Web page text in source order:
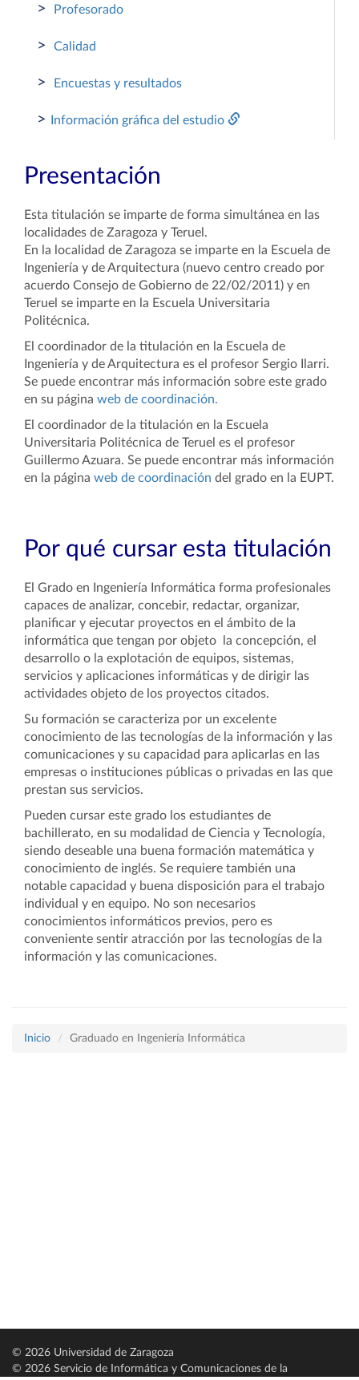
> Profesorado
> Calidad
> Encuestas y resultados
> Información gráfica del estudio
Presentación
Esta titulación se imparte de forma simultánea en las
localidades de Zaragoza y Teruel.
En la localidad de Zaragoza se imparte en la Escuela de
Ingeniería y de Arquitectura (nuevo centro creado por
acuerdo Consejo de Gobierno de 22/02/2011) y en
Teruel se imparte en la Escuela Universitaria
Politécnica.
El coordinador de la titulación en la Escuela de
Ingeniería y de Arquitectura es el profesor Sergio Ilarri.
Se puede encontrar más información sobre este grado
en su página web de coordinación.
El coordinador de la titulación en la Escuela
Universitaria Politécnica de Teruel es el profesor
Guillermo Azuara. Se puede encontrar más información
en la página web de coordinación del grado en la EUPT.
Por qué cursar esta titulación
El Grado en Ingeniería Informática forma profesionales
capaces de analizar, concebir, redactar, organizar,
planificar y ejecutar proyectos en el ámbito de la
informática que tengan por objeto la concepción, el
desarrollo o la explotación de equipos, sistemas,
servicios y aplicaciones informáticas y de dirigir las
actividades objeto de los proyectos citados.
Su formación se caracteriza por un excelente
conocimiento de las tecnologías de la información y las
comunicaciones y su capacidad para aplicarlas en las
empresas o instituciones públicas o privadas en las que
prestan sus servicios.
Pueden cursar este grado los estudiantes de
bachillerato, en su modalidad de Ciencia y Tecnología,
siendo deseable una buena formación matemática y
conocimiento de inglés. Se requiere también una
notable capacidad y buena disposición para el trabajo
individual y en equipo. No son necesarios
conocimientos informáticos previos, pero es
conveniente sentir atracción por las tecnologías de la
información y las comunicaciones.
Inicio Graduado en Ingeniería Informática
© 2026 Universidad de Zaragoza
© 2026 Servicio de Informática y Comunicaciones de la